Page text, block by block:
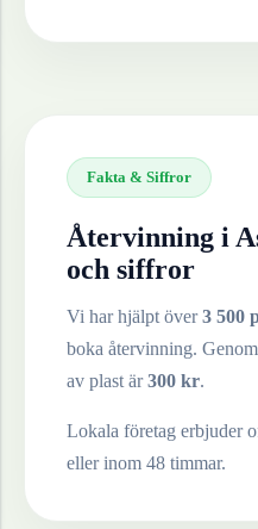
Fakta & Siffror
Återvinning i
och siffror
Vi har hjälpt över3 500
boka återvinning.
av plast är300 kr.
Lokala företag erbjuder
eller inom 48 timmar.